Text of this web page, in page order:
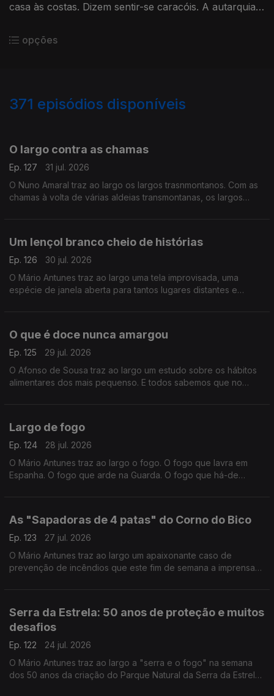
casa às costas. Dizem sentir-se caracóis. A autarquia
opções
371 episódios disponíveis
O largo contra as chamas
Ep. 127
31 jul. 2026
O Nuno Amaral traz ao largo os largos trasnmontanos. Com as
chamas à volta de várias aldeias transmontanas, os largos
Um lençol branco cheio de histórias
Ep. 126
30 jul. 2026
O Mário Antunes traz ao largo uma tela improvisada, uma
espécie de janela aberta para tantos lugares distantes e
O que é doce nunca amargou
Ep. 125
29 jul. 2026
O Afonso de Sousa traz ao largo um estudo sobre os hábitos
alimentares dos mais pequenso. E todos sabemos que no
Largo de fogo
Ep. 124
28 jul. 2026
O Mário Antunes traz ao largo o fogo. O fogo que lavra em
Espanha. O fogo que arde na Guarda. O fogo que há-de
As "Sapadoras de 4 patas" do Corno do Bico
Ep. 123
27 jul. 2026
O Mário Antunes traz ao largo um apaixonante caso de
prevenção de incêndios que este fim de semana a imprensa
Serra da Estrela: 50 anos de proteção e muitos
desafios
Ep. 122
24 jul. 2026
O Mário Antunes traz ao largo a "serra e o fogo" na semana
dos 50 anos da criação do Parque Natural da Serra da Estrela.